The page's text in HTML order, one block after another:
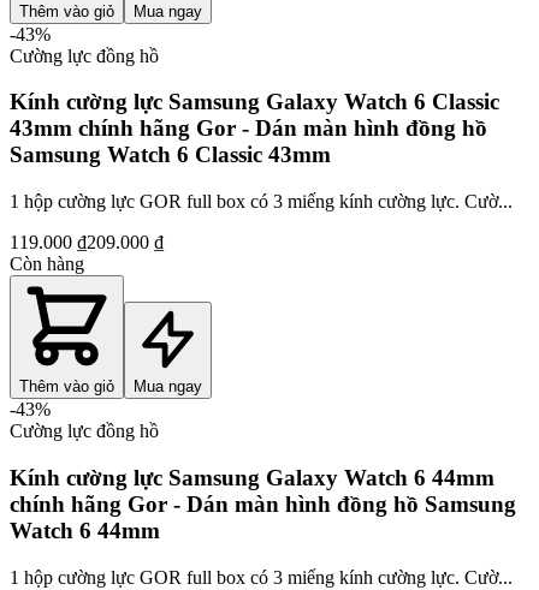
Thêm vào giỏ Mua ngay
-43%
Cường lực đồng hồ
Kính cường lực Samsung Galaxy Watch 6 Classic
43mm chính hãng Gor - Dán màn hình đồng hồ
Samsung Watch 6 Classic 43mm
1 hộp cường lực GOR full box có 3 miếng kính cường lực. Cườ...
119.000 ₫209.000 ₫
Còn hàng
Thêm vào giỏ Mua ngay
-43%
Cường lực đồng hồ
Kính cường lực Samsung Galaxy Watch 6 44mm
chính hãng Gor - Dán màn hình đồng hồ Samsung
Watch 6 44mm
1 hộp cường lực GOR full box có 3 miếng kính cường lực. Cườ...